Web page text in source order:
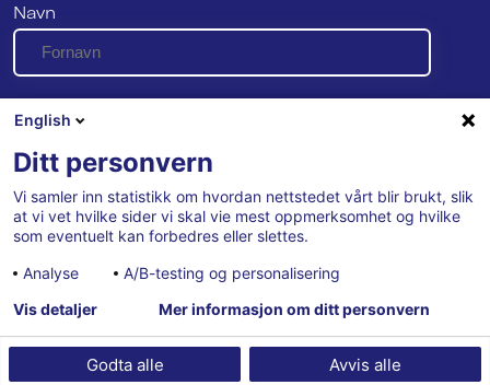
Navn
E-post
Se vår personvernerklæring her
English
Ditt personvern
Vi samler inn statistikk om hvordan nettstedet vårt blir brukt, slik
at vi vet hvilke sider vi skal vie mest oppmerksomhet og hvilke
som eventuelt kan forbedres eller slettes.
Analyse
A/B-testing og personalisering
Godta alle Avvis alle
Vis detaljer Mer informasjon om ditt personvern